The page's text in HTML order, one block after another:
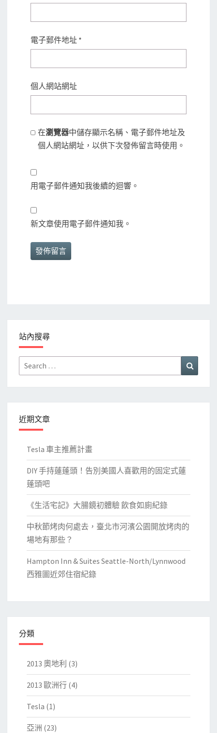
電子郵件地址 *
個人網站網址
在瀏覽器中儲存顯示名稱、電子郵件地址及
個人網站網址，以供下次發佈留言時使用。
用電子郵件通知我後續的迴響。
新文章使用電子郵件通知我。
站內搜尋
Search
for:
近期文章
Tesla 車主推薦計畫
DIY 手持蓮蓬頭！告別美國人喜歡用的固定式蓮
蓬頭吧
《生活宅記》大腸鏡初體驗 飲食如廁紀錄
中秋節烤肉何處去，臺北市河濱公園開放烤肉的
場地有那些？
Hampton Inn & Suites Seattle-North/Lynnwood
西雅圖近郊住宿紀錄
分類
2013 奧地利 (3)
2013 歐洲行 (4)
Tesla (1)
亞洲 (23)